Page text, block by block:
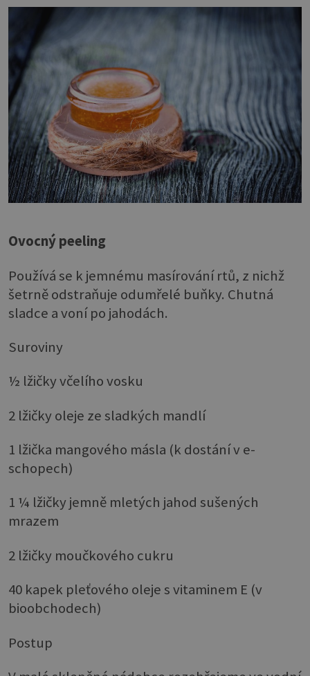
Ovocný peeling
Používá se k jemnému masírování rtů, z nichž
šetrně odstraňuje odumřelé buňky. Chutná
sladce a voní po jahodách.
Suroviny
½ lžičky včelího vosku
2 lžičky oleje ze sladkých mandlí
1 lžička mangového másla (k dostání v e-
schopech)
1 ¼ lžičky jemně mletých jahod sušených
mrazem
2 lžičky moučkového cukru
40 kapek pleťového oleje s vitaminem E (v
bioobchodech)
Postup